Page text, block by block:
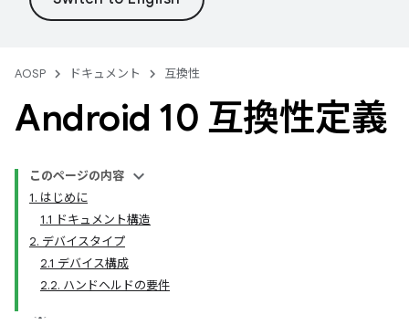
AOSP ドキュメント 互換性
Android 10 互換性定義
このページの内容
1. はじめに
1.1 ドキュメント構造
2. デバイスタイプ
2.1 デバイス構成
2.2. ハンドヘルドの要件